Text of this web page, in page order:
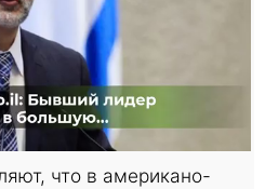
что в американо-